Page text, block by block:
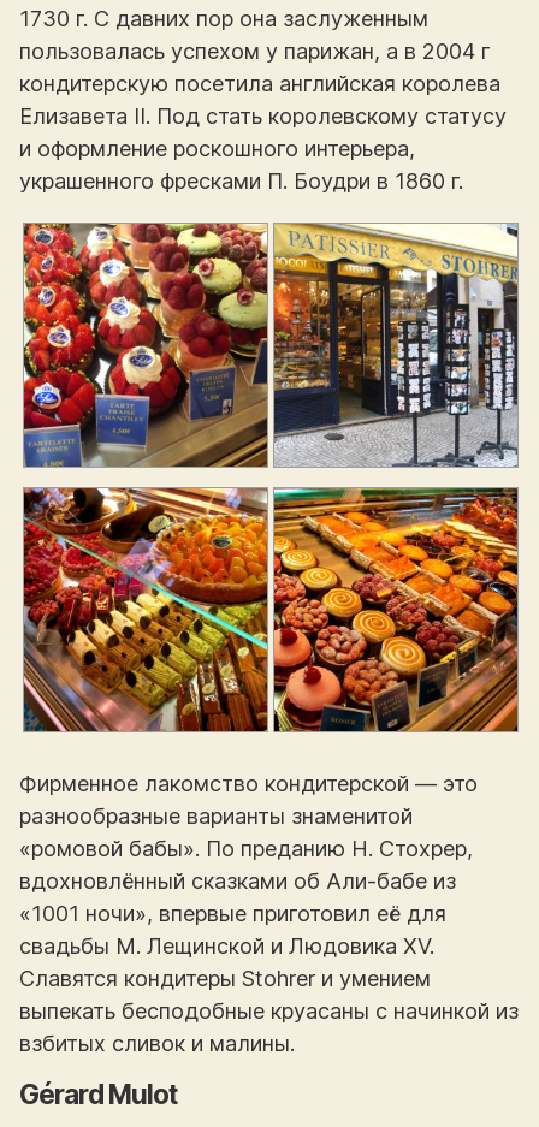
1730 г. С давних пор она заслуженным
пользовалась успехом у парижан, а в 2004 г
кондитерскую посетила английская королева
Елизавета II. Под стать королевскому статусу
и оформление роскошного интерьера,
украшенного фресками П. Боудри в 1860 г.
Фирменное лакомство кондитерской — это
разнообразные варианты знаменитой
«ромовой бабы». По преданию Н. Стохрер,
вдохновлённый сказками об Али-бабе из
«1001 ночи», впервые приготовил её для
свадьбы М. Лещинской и Людовика XV.
Славятся кондитеры Stohrer и умением
выпекать бесподобные круасаны с начинкой из
взбитых сливок и малины.
Gérard Mulot